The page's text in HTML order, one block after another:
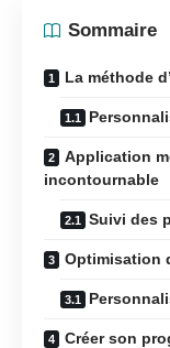
Sommaire
La méthode
Application
incontournable
Suivi des
Optimisation
Créer son